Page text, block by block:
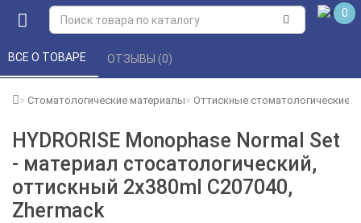
0
Стоматологические материалы Оттискные стоматологические
HYDRORISE Monophase Normal Set
- материал стосатологический,
оттискный 2x380ml C207040,
Zhermack
ВСЕ О ТОВАРЕ ОТЗЫВЫ (0)